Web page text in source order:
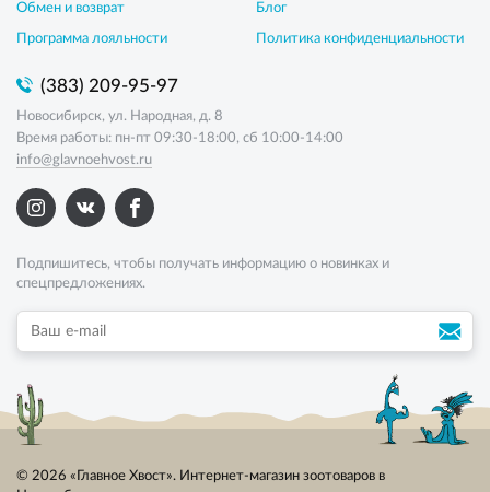
Обмен и возврат
Программа лояльности
Блог
Политика конфиденциальности
(383) 209-95-97
Новосибирск, ул. Народная, д. 8
Время работы: пн-пт 09:30-18:00, сб 10:00-14:00
info@glavnoehvost.ru
Подпишитесь, чтобы получать информацию о новинках и
спецпредложениях.
© 2026 «Главное Хвост». Интернет-магазин зоотоваров в